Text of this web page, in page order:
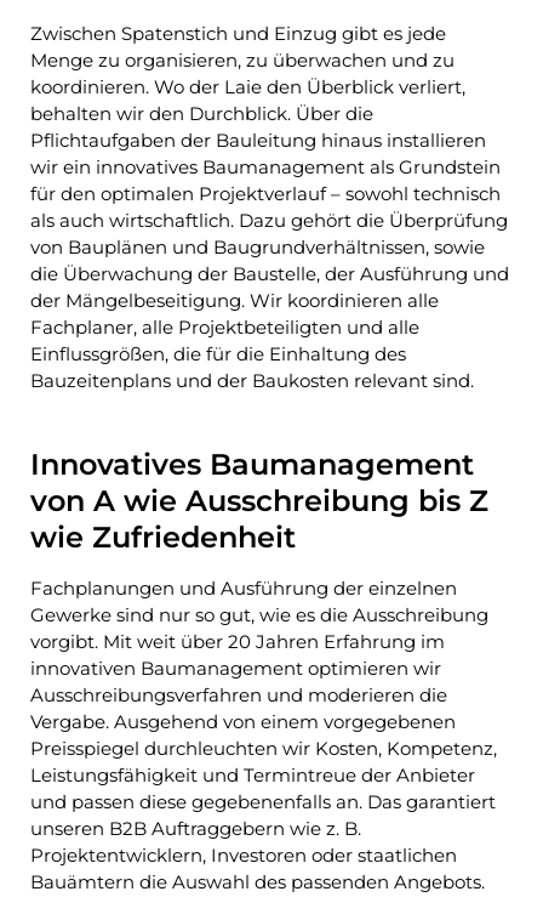
Zwischen Spatenstich und Einzug gibt es jede
Menge zu organisieren, zu überwachen und zu
koordinieren. Wo der Laie den Überblick verliert,
behalten wir den Durchblick. Über die
Pflichtaufgaben der Bauleitung hinaus installieren
wir ein innovatives Baumanagement als Grundstein
für den optimalen Projektverlauf – sowohl technisch
als auch wirtschaftlich. Dazu gehört die Überprüfung
von Bauplänen und Baugrundverhältnissen, sowie
die Überwachung der Baustelle, der Ausführung und
der Mängelbeseitigung. Wir koordinieren alle
Fachplaner, alle Projektbeteiligten und alle
Einflussgrößen, die für die Einhaltung des
Bauzeitenplans und der Baukosten relevant sind.
Innovatives Baumanagement
von A wie Ausschreibung bis Z
wie Zufriedenheit
Fachplanungen und Ausführung der einzelnen
Gewerke sind nur so gut, wie es die Ausschreibung
vorgibt. Mit weit über 20 Jahren Erfahrung im
innovativen Baumanagement optimieren wir
Ausschreibungsverfahren und moderieren die
Vergabe. Ausgehend von einem vorgegebenen
Preisspiegel durchleuchten wir Kosten, Kompetenz,
Leistungsfähigkeit und Termintreue der Anbieter
und passen diese gegebenenfalls an. Das garantiert
unseren B2B Auftraggebern wie z. B.
Projektentwicklern, Investoren oder staatlichen
Bauämtern die Auswahl des passenden Angebots.